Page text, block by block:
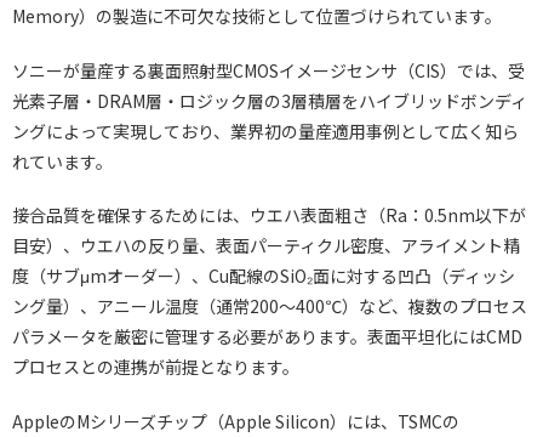
Memory）の製造に不可欠な技術として位置づけられています。
ソニーが量産する裏面照射型CMOSイメージセンサ（CIS）では、受
光素子層・DRAM層・ロジック層の3層積層をハイブリッドボンディ
ングによって実現しており、業界初の量産適用事例として広く知ら
れています。
接合品質を確保するためには、ウエハ表面粗さ（Ra：0.5nm以下が
目安）、ウエハの反り量、表面パーティクル密度、アライメント精
度（サブμmオーダー）、Cu配線のSiO₂面に対する凹凸（ディッシ
ング量）、アニール温度（通常200〜400℃）など、複数のプロセス
パラメータを厳密に管理する必要があります。表面平坦化にはCMD
プロセスとの連携が前提となります。
AppleのMシリーズチップ（Apple Silicon）には、TSMCの